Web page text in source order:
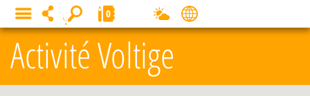
Activité Voltige
MENU 0
Panneau de gestion des cookies